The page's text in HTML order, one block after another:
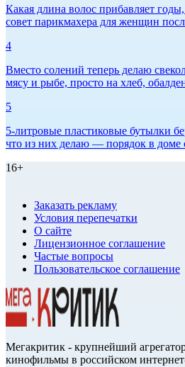
Какая длина волос прибавляет
совет парикмахера для женщин
4
Вместо солений теперь делаю
мясу и рыбе, просто на хлеб,
5
5-литровые пластиковые бутылки
что из них делаю — порядок в доме
16+
Заказать рекламу
Условия перепечатки
О сайте
Лицензионное соглашение
Частые вопросы
Пользовательское соглашение
Мегакритик - крупнейший
кинофильмы в российском